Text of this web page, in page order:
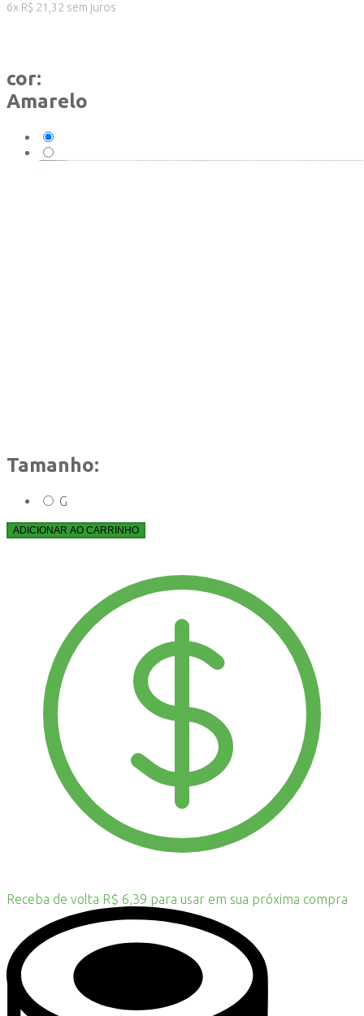
6x R$ 21,32 sem juros
cor:
Amarelo
Tamanho:
G
ADICIONAR AO CARRINHO
Receba de volta R$ 6,39 para usar em sua próxima compra